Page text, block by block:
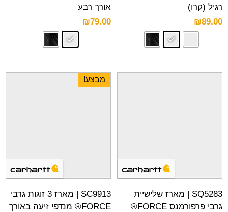
רגיל (קרו)
₪89.00
אורך רבע
₪79.00
SQ5283 | מארז שלישיית
גרבי פרפורמנס FORCE®
מבצע!
SC9913 | מארז 3 זוגות גרבי
FORCE® מנדפי זיעה באורך